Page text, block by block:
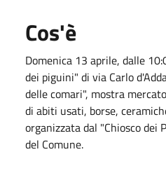
Cos'è
Domenica 13 aprile, dalle
dei piguini" di via Carlo
delle comari", mostra
di abiti usati, borse,
organizzata dal "Chiosco dei
del Comune.